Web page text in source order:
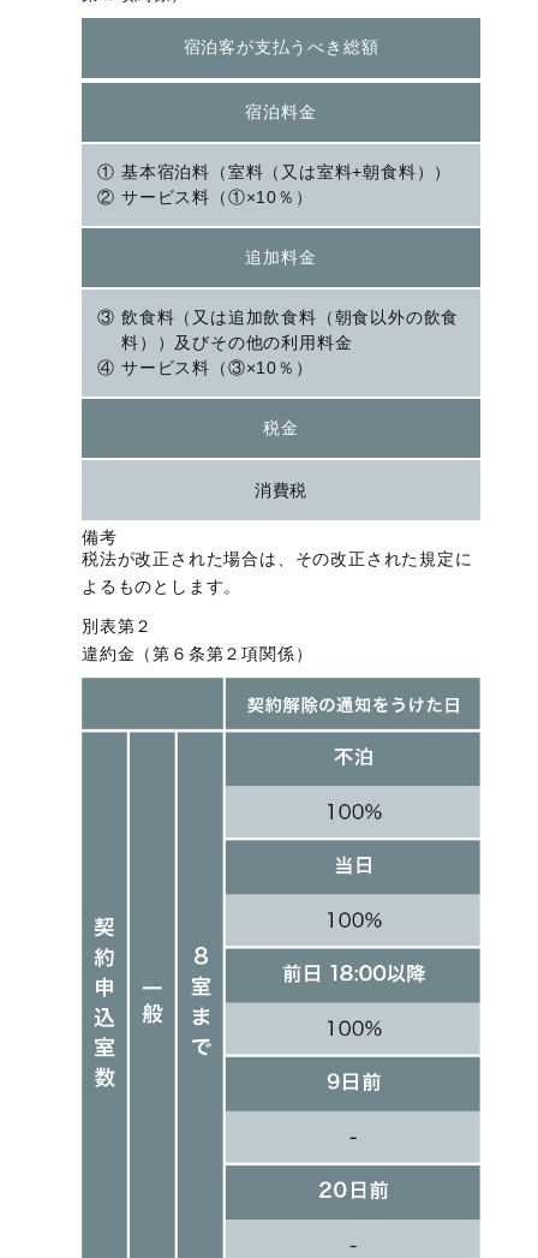
宿泊客が支払うべき総額
宿泊料金
基本宿泊料（室料（又は室料+朝食料））
サービス料（①×10％）
追加料金
飲食料（又は追加飲食料（朝食以外の飲食
料））及びその他の利用料金
サービス料（③×10％）
税金
消費税
備考
税法が改正された場合は、その改正された規定に
よるものとします。
別表第２
違約金（第６条第２項関係）